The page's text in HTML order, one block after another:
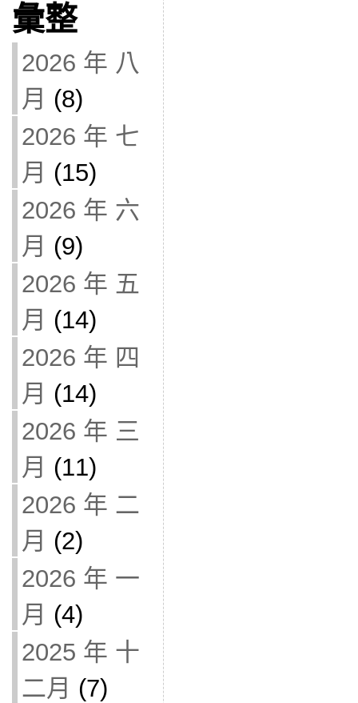
彙整
2026 年 八
月 (8)
2026 年 七
月 (15)
2026 年 六
月 (9)
2026 年 五
月 (14)
2026 年 四
月 (14)
2026 年 三
月 (11)
2026 年 二
月 (2)
2026 年 一
月 (4)
2025 年 十
二月 (7)